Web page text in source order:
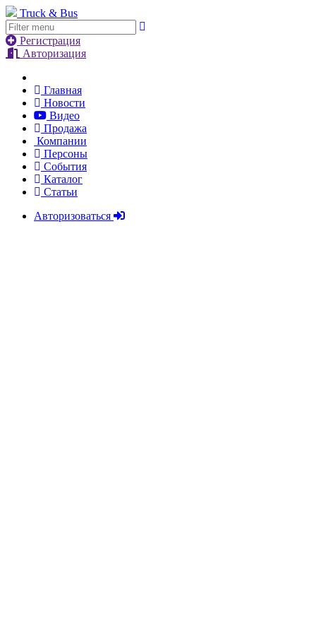
Truck & Bus
Регистрация
Авторизация
Главная
Новости
Видео
Продажа
Компании
Персоны
События
Каталог
Статьи
Авторизоваться